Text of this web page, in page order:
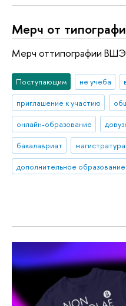
Мерч от
Мерч оттипографии ВШЭ
Поступающим не учеба
приглашение к участию
онлайн-образование
бакалавриат
магистратура
дополнительное образование